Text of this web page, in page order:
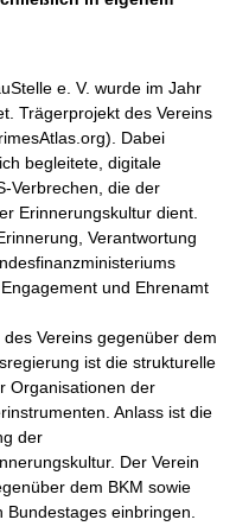
e. V. wurde im Jahr
Trägerprojekt des Vereins
Dabei
begleitete, digitale
Verbrechen, die der
Erinnerungskultur dient.
Verantwortung
und Ehrenamt
Vereins gegenüber dem
ist die strukturelle
Organisationen der
Anlass ist die
der
Der Verein
dem BKM sowie
einbringen.